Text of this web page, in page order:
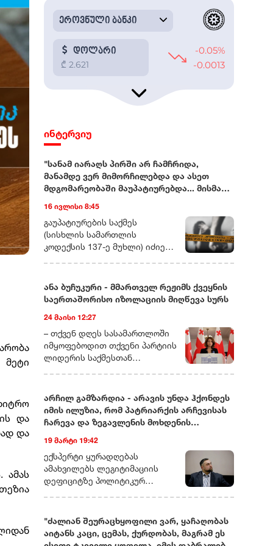
და
და
ამას
ინტერვიუ
"სანამ იარაღს პირში არ ჩამჩრიდა,
მანამდე ვერ მიმორჩილებდა და ასეთ
მდგომარეობაში მაუპატიურებდა... მისმა
გამაუპატიურეს"
16 ივლისი 8:45
გაუპატიურების საქმეს (სისხლის სამართლის კოდექსის 137-ე მუხლი) იძიებს შინაგან საქმეთა სამინისტროს სამეგრელო-ზემო სვანეთის პოლიციის დეპარტამენტი.ორი, ერთმანეთისგან დამოუკიდებელი წყარო გვეუბნება, რომ პოლიციამ უკვე დაკითხა ის ადამიანები, რომლებმაც, შესაძლოა, ამ ისტორიის შესახებ რამე იცოდნენ.რადიო თავისუფლების ინფორმაციითვე, გამოძიება დაახლოებით ერთი თვის წინ, სოციალურ ქსელში გავრცელებული ვიდეომიმართვების საფუძველზეა დაწყებული.სწორედ ერთი თვის წინ დაუკავშირდა გამომძიებელი 43 წლის ნატა ვიბლიანს, ქალს, რომელიც ამბობს, რომ 90-იან წლებში, რამდენიმე წლის განმავლობაში, მას სისტემატურად აუპატიურებდა თანასოფლელი, სრულწლოვანი კაცი. ამ კაცის გარდა, ნატა ვიბლიანი გაუპატიურებაში ბრალს კიდევ სამ თანასოფლელს სდებს.ვიდეომიმართვებით დაწყებული საქმენატა ვიბლიანის ვიდეომიმართვები სოციალურ ქსელში დაახლოებით სამი თვის წინ გამოჩნდა. ემიგრანტი ქალი ჰყვებოდა, რომ 1990-იან წლებში, სვანეთში, სოფელ სგურიშში, სადაც ის ოჯახთან ერთად ცხოვრობდა, სისტემატური სექსუალური ძალადობის მსხვერპლი იყო. ქალი ღიად ასახელებს იმ კაცების ვინაობას, რომლებმაც მისი თქმით, მასზე ბავშვობისას იძალადეს.ამ ჩანაწერებს არაერთგვაროვანი გამოხმაურება მოჰყვა - სოციალური ქსელების მომხმარებლების ნაწილი გამოძიების დაწყებას, ქალის უფლებების დაცვას, სამართლიანობის აღდგენას მოითხოვს. ისინი ნატა ვიბლიანის მხარდამჭერ, სოლიდარობის გამომხატველ ვიდეომიმართვებსაც ავრცელებენ.ნაწილს კი მიაჩნია, რომ ქალი ყოფილი თანასოფლელების რეპუტაციის შელახვას ცდილობს და ვიდეოების კომენტარებში მას შეურაცხმყოფელი სიტყვებით მიმართავს.„მაუპატიურებდა ბოსელში, სახლში, მინდორში“ - ნატა ვიბლიანის ნაამბობინატა ვიბლიანს რადიო თავისუფლება პირველად რამდენიმე დღის წინ, საზღვარგარეთ დაუკავშირდა. ის წლებია, ემიგრაციაში ცხოვრობს. ჰყავს შვილი და სამი თვის შვილიშვილი.გვეუბნება, რომ ამ 35 წლის განმავლობაში, არ ყოფილა დღე, როდესაც მის თავს გადამხდარ ამბავზე არ უფიქრია: „როცა ძალა მოვიკრიბე, როცა რაღაც ცოდნაც დავაგროვე, გავბედე და ვთქვი, იმ ხალხის დასასჯელად კი არა, სამართლიანობის აღსადგენად“, - ამბობს ნატა ვიბლიანი.ქალს უჭირს დააზუსტოს კონკრეტული წლები, როცა მისი თქმით, თანასოფლელი კაცი - ნათლიის ძმა, მასზე სექსუალურად ძალადობდა:„4 კლასის განათლება მაქვს. ნათლად მახსოვს ფაქტები, მაგრამ წლების დასახელება მიჭირს. მამაჩემის გარდაცვალებიდან ერთი წლის შემდეგ დაიწყო ეს ჯოჯოხეთი. მამას წლისთავის მერე, რამდენიმე დღეში. მამა 7 წლის ასაკში ჩამაკვდა ხელებში და ოთხი და-ძმა დავრჩით, დედაჩემის ამარა“.ნატა ვიბლიანი ამბობს, რომ კაცმა ის პირველად საქონლის სადგომში გააუპატიურა:„ძროხას ვწველიდი, იქ შემოვიდა. თავზე გადამისვა ხელი, ნუ გეშინიაო... ტკივილისგან გავითიშე, რამდენი ხანი ვეგდე იმ ბოსელში, იმ მდგომარეობაში, არ მახსოვს. გონზე რომ მოვედი, ეს ადამიანი იქ აღარ იყო. დამტოვა და გაიქცა“...ნატა ვიბლიანი ჰყვება, რომ იმ დღის შემდეგ, მასზე ძალადობა სისტემატური გახდა, მათ შორის, იარაღის მუქარით:„დაუმორჩილებელი ბავშვი ვიყავი, სანამ იარაღს არ აიღებდა და პირში არ ჩამჩრიდა პისტოლეტის ლულას, მანამდე ვერ მიმორჩილებდა და ასეთ მდგომარეობაში მაუპატიურებდა. ჩემს უმცროს ძმებს უშვერდა იარაღს და ამბობდა, რომ ხმას თუ ამოვიღებდი, იმათ დახოცავდა“.ქალი არამხოლოდ გაუპატიურებაზე არამედ ძალადობისა და დაშინების სხვა ეპიზოდებსაც ჰყვება:„ცხენზე გამომაბა და სადაც ზაფხულობით, საბალახოდ გადაგვყავდა საქონელი, იქამდე მათრია ცხენზე მიბმული, რომ ვინმესთვის არ მეთქვა სიმართლე“.ნატა ვიბლიანის მონათხრობით, ის 14 წლის იქნებოდა, როდესაც დაორსულდა და ბავშვი ნაადრევად გააჩინა:„ვიცი, რომ ცოცხალი დაიბადა, დავინახე და ხმაც გავიგე, ჩემი ინფორმაციით, ექიმი, რომელმაც მამშობიარა, ცოცხალი აღარაა. მახსოვს დიალოგი, ექიმმა როგორ იკითხა ბავშვზე, რა ვუყოთო და ის [კაცი, რომელიც ნატა ვიბლიანის თქმით, მასზე სექსუალურად ძალადობდა] პასუხობდა, მოკალითო. ბავშვს რა ბედი ეწია, არ ვიცი“.43 წლის ქალი ამბობს, რომ სოფელ სგურიშში, როგორც მისმა ოჯახის წევრებმა და ნათესავებმა, ისე სხვა თანასოფლელებმა იცოდნენ, რომ მასზე სექსუალურად ძალადობდნენ, თუმცა ამბობს, რომ თანასოფლელები, მათ შორის, საკუთარი გვარიც წარმომადგენლებიც მას ადანაშაულებდნენ: "[ვიბლიანებთან] ნათლობის სუფრაზე მივედი, გამოვიდნენ, თუკი რამე სალანძღავი სიტყვა იყო, ყველაფერი მეძახეს. ეზოში ბავშვები იყვნენ და ბავშვებმა ქვების სროლით გამომაცილეს".ნატა ვიბლიანის თქმით, 1990-იანი წლების შუაში, ზუგდიდის სამხარეო პოლიციას მიმართა მისმა ბაბუამ, დედის მამამ, თუმცა, საქმის გამოძიება მალევე შეწყდა:„ექსპერტიზაც ჩამიტარეს მაშინ. მაგრამ ამ ადამიანს ნაცნობები ჰყავდა პოლიციაში და ძალიან ბევრი რამ მიიჩქმალა. დაახლოებით ერთ კვირაში, ისევ ჩემმა ოჯახმა, საჩივარი უკან გამოიტანა და ასე დასრულდა ეს საქმე“."რადიო თავისუფლებამ" შინაგან საქმეთა სამინისტროსგან გამოითხოვა 1990-იან წლებში დაწყებული გამოძიების შესახებ ინფორმაცია. უწყებისგან პასუხი ჯერ არ მიგვიღია.გარდა იმ კაცისა, რომელიც ნატა ვიბლიანის თქმით, მასზე სისტემატურად ძალადობდა, ქალი ამბობს, რომ ის იმავე პერიოდში გააუპატიურა კიდევ სამმა კაცმა:„სამივენი ამ კაცის ნათესავები არიან. მათ სწორედ მისი ჩარევით გამაუპატიურეს, მისი სიბინძურის დასაფარად, რომ ხმა ვერ ამომეღო ვერასდროს, როგორც ქალს, რომ ვერასდროს მეთქვა, რომ მე ამდენმა კაცმა გამაუპატიურა“.ნატა ვიბლიანი ამბობს, რომ ის და მისი ოჯახი, მოგვარეების ნაწილის ზეწოლის გამო იძულებული გახდა სოფლიდან 1990-იანი წლების ბოლოს გადასახლებულიყო:„ნოდარიშარები შეგროვდნენ და გადაწყვიტეს, რომ ჩვენი იქ ცხოვრება აღარ შეიძლებოდა, მოგვცეს 22 ათასი ლარი [სოფელში არსებული სახლის სანაცვლო თანხა] და დედასთან და და-ძმებთან ერთად წავედით ზუგდიდში. სოფელში ძალიან კარგი სახლი დავტოვეთ და ზუგდიდში აღმოვჩნდით გაუსაძლის პირობებში. მაშინ ჯერ კიდევ არასრულწლოვანი ვიყავი, მქონდა თვითმკვლელობის მცდელობაც, მაგრამ გადავრჩი.როგორც კი გამოვკეთდი და ძალა მოვიკრიბე, წავედი სახლიდან ქუთაისში და იმის შემდეგ ჩემი ოჯახის წევრებს აღარ გავკარებივარ, აღარც დედმამიშვილებს, არც დედას და არავის. როცა მჭირდებოდა, მაშინ არავინ დამიდგა გვერდში, არც დედაჩემი.ჩემი შვილი ისე გახდა 7 წლის, რომ ნათესავებთან კავშირი არ მქონია. მართალია, შემდეგ აღვადგინე ურთიერთობა, მაგრამ ისე მექცეოდნენ, თითქოს მე ვიყავი დამნაშავე და ამიტომ აღარ მინდა არავისთან ურთიერთობა“.„პირველ რიგში, მოვითხოვთ გამოკითხვას“ - საქმეში ადვოკატი ჩაერთონატა ვიბლიანის ინტერესებს იურისტი მარიამ ბარსონიძე დაიცავს. 15 ივლისს მან უკვე მიმართა შინაგან საქმეთა სამინისტროს, საქმეს კი დაერთო მისი, როგორც ადვოკატის, ორდერი.მარიამ ბარსონიძე რადიო თავისუფლებასთან საუბრისას ამბობს, რომ პირველ რიგში, ის საგამოძიებო უწყებისგან მოითხოვს ნატა ვიბლიანის გამოკითხვას. ის უკვე ესაუბრა საქმის გამომძიებელს„დეტალურად უნდა მოხდეს იმ საზარელი ფაქტების აღწერა, რის შესახებაც ნატა ვიბლიანი ჰყვება. ამის შემდეგ მას აუცილებლად უნდა მიანიჭონ დაზარალებულის სტატუსი და მას, როგორც დაზარალებულს და მე, როგორც დაზარალებულის ადვოკატს, გვექნება სრული უფლება, რომ საქმის მასალებს გავეცნოთ სრულყოფილად“.ადვოკატი უკვე ესაუბრა გამომძიებელს:„ჯერჯერობით, არ მაქვს ინფორმაცია, როდის იგეგმება მისი გამოკითხვა, თუმცა, ეს ცოცხალი პროცესია და ხაზზე ვარ გამომძიებელთან“, - ამბობს მარიამ ბერსონიძე.რა შანსია, რომ 35 წლის შემდეგ გამოძიება სავარაუდო დანაშაულის კვალზე გავიდეს?შესაძლებელია თუ არა, რომ სამი ათწლეულის შემდეგ, პასუხი მოეთხოვოს ადამიანს დანაშაულისთვის, რომლის მსხვერპლიც, სავარაუდოდ, 14 წელს მიუღწეველი ბავშვი იყო?დღეს საქართველოს სისხლის სამართლის კანონმდებლობა არასრულწლოვანის მიმართ ჩადენილი რიგი სექსუალური დანაშაულებისთვის ხანდაზმულობის ვადას აღარ ითვალისწინებს.1990-იან წლებში, სავარაუდოდ ჩადენილი დანაშაულის შემთხვევაში, მნიშვნელოვანია, დადგინდეს დანაშაულის [დანაშაულის ბოლო ეპიზოდის] ჩადენის ზუსტი დრო, მისი სამართლებრივი კვალიფიკაცია, იმ პერიოდში მოქმედი კანონი და ისიც, თუ რა გავლენა შეიძლება ჰქონდეს მოგვიანებით მიღებულ საკანონმდებლო ცვლილებებს.„2020 წლიდან შეიცვალა კანონი და არასრულწლოვანის მიმართ ჩადენილ სქესობრივ დანაშაულებს ხანდაზმულობის ვადა აღარ ეხებათ. თუკი 2020 წლისთვის არ იყო გასული კონკრეტული ხანდაზმულობის ვადა, თავდაპირველად 25 წელი და შემდგომ, 2018-ში შეცვლილი კანონით - 30 წელი, ეს ნიშნავს რომ ნატა ვიბლიანის საქმეს ხანდაზმულობის ვადა აღარ ეხება“, - ეუბნება რადიო თავისუფლებას მარი ვარამაშვილი, ორგანიზაცია „საფარის“ იურისტი. ის სწორედ იმ გოგოებისა და ქალების ინტერესებს იცავს, რომლებიც წლების წინ გახდნენ სქესობრივი დანაშაულის მსხვერპლები და მხოლოდ ახლაღა გადაწყვიტეს ამაზე ხმამაღლა საუბარი:„ეს არ არის ახალი ამბავი, როდესაც ქალები წარსულში, წლების წინ მომხდარი დანაშაულების შესახებ იწყებენ საუბარს. ასეთ დროს ძალიან მნიშვნელოვანია, პროცესში თავად დაზარალებულის ჩართულობა.ამ ეტაპზე, რასაც ვხედავთ, გამოძიება ძალიან შაბლონურადაა დაწყებული. პირველ რიგში, გამოძიება რითაც უნდა დაინტერესდეს, ეს არის დაზარალებულის დროული გამოკითხვა... [უნდა] გამოიკითხოს ყველა ის ადამიანი, ვინც შესაძლოა რაიმე მნიშვნელოვან ინფორმაციას ფლობდეს.ცხადია, საქმეზე, შესაძლოა, დადგეს შედეგი და ასეთ საქმეებზე დამდგარა კიდეც, მთავარია, ეფექტიანი და ყოველმხრივი გამოძიება. მნიშვნელოვანია, რომ ჩატარდეს ქალის ფსიქოლოგიური ექსპერტიზა, რათა ეს მტკიცებულებაც არსებობდეს. ძალიან მნიშვნელოვანია გამოძიებამ გამოითხოვოს არქივიდან ძველი საქმის მასალები. თუკი ეს მასალები არსებობს, ეს უკვე ძალიან მყარი მტკიცებულება იქნება წარსულში ჩადენილი დანაშაულისა. შესაძლოა, მხოლოდ დაზარალებულის ჩვენებითა და ამ მტკიცებულებითაც კი მოხდეს ბრალის წარდგენა“, - ამბობს მარი ვარამაშვილი რადიო თავისუფლებასთან საუბრისას.ნატა ვიბლიანის ინტერესების დამცველს მარიამ ბარსონიძეს მიაჩნია, რომ 43 წლის ქალის საქმე არა მხოლოდ გამოძიების კუთხითაა მნიშვნელოვანი, ის მნიშვნელოვანია იმ ქალებისთვისაც, რომლებიც წლებია დუმან მათ მიმართ ჩადენილი დანაშაულების შესახებ:„ვთვლი, რომ ეს საქმე ბევრი ქალის გზას გახსნის. შესაბამისად, მხოლოდ გამოძიებისა და მისი ხანდაზმულობის კუთხით არ უნდა შევხედოთ ამ საქმეს. საქმეს უნდა შევხედოთ საზოგადოებრივი ინტერესის კუთხითაც.ნატა ვიბლიანის საქმეში არაერთი და ძალიან მძიმე ეპიზოდებია. პირდაპირ გეტყვით, ეს არის ძალიან რთული საქმე და დიდი ალბათობით, შსს მიიღებს გადაწყვეტილებას, რომ აქტიურად აწარმოოს სწორედ ის საგამოძიებო მოქმედებები, რაც შედეგამდე მიიყვანს გამოძიებას. ჩემი პირდაპირი მიზანია, რომ აუცილებლად გამოიკვეთოს დამნაშავეთა წრე და კანონის სრული სიმკაცრით დაისაჯოს თითოეული მათგანი“, - უთხრა რადიო თავისუფლებას მარიამ ბარსონიძემ.ნატა ვიბლიანი რადიო თავისუფლებას ეუბნება, რომ მიუხედავად იმისა, რომ საქართველოდან შორსაა, თავს უსაფრთხოდ მაინც არ გრძნობს და ამ ამბის გახმაურების გამო, ანგარიშსწორების ეშინია:"მე სვანეთის ხუთი გვარი ვამხილე. ხუთი გვარი მემტერება და მომდევს და რომელი გამისწორდება, არ ვიცი. ახლა, მართალია საქართველოში არ ვარ, მაგრამ არც აქ ვგრძნობ თავს უსაფრთხოდ. გან
ანა ბუჩუკური - მმართველ რეჟიმს ქვეყნის
საერთაშორისო იზოლაციის მიღწევა სურს
24 მაისი 12:27
– თქვენ დღეს სასამართლოში
იმყოფებოდით თქვენი პარტიის
ლიდერის საქმესთან
ეს საქმე და რამდენად
სიმბოლურად ასახავს იმას, რაც
ახლა საქართველოში
ოპოზიციური ძალების თავს
ხდება?– დარწმუნებული ვარ,
უკვე იცით, რომ დღეს თითქმის
ყველა ოპოზიციური ლიდერი ან
ციხეშია და
ემიგრაციაში იმყოფება. მსგავსი
რამ საქართველოში ადრე
არასდროს მომხდარა!
არჩილ გამზარდია - არავის უნდა ჰქონდეს
იმის ილუზია, რომ პატრიარქის არჩევისას
ჩარევა და ზეგავლენის მოხდენის
19 მარტი 19:42
ექსპერტი ყურადღებას
ამახვილებს ლეგიტიმაციის
დეფიციტზე პოლიტიკურ
საეკლესიო იერარქიაში
არსებულ შიდა დინებებზე.
გამზარდიას პროგნოზით,
"ძალიან შეურაცხყოფილი ვარ, ყაჩაღობას
აიტანს კაცი, ცემას, ქურდობას, მაგრამ ეს